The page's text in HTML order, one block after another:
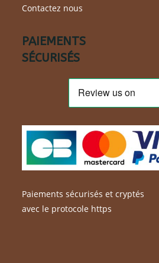
Contactez nous
PAIEMENTS
SÉCURISÉS
Paiements sécurisés et cryptés
avec le protocole https